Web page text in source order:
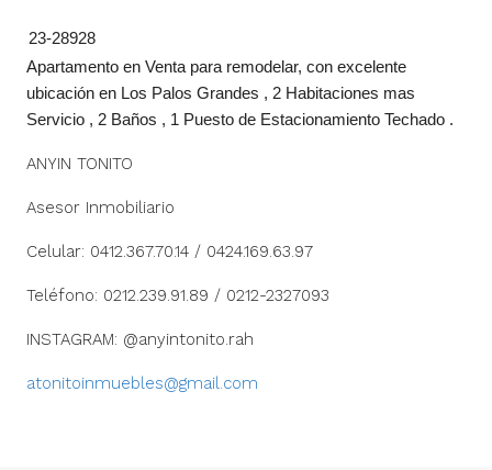
23-28928
Apartamento en Venta para remodelar, con excelente
ubicación en Los Palos Grandes , 2 Habitaciones mas
Servicio , 2 Baños , 1 Puesto de Estacionamiento Techado .
ANYIN TONITO
Asesor Inmobiliario
Celular: 0412.367.70.14 / 0424.169.63.97
Teléfono: 0212.239.91.89 / 0212-2327093
INSTAGRAM: @anyintonito.rah
atonitoinmuebles@gmail.com